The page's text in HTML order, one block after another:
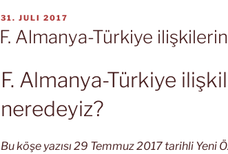
VERÖFFENTLICHT
AM
31. JULI 2017
F. Almanya-Türkiye
F. Almanya-Türkiye
neredeyiz?
Bu köşe yazısı 29 Temmuz 2017 tarihli Yeni